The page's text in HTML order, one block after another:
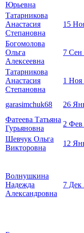
Юрьевна
Татарникова
Анастасия
Степановна
15
Богомолова
Ольга
Алексеевна
7 Сен
Татарникова
Анастасия
Степановна
1 Ноя
garasimchuk68 26
Фатеева Татьяна
Гурьяновна
2 Фев
Шевчук Ольга
Викторовна
12
Волнушкина
Надежда
Александровна
7 Дек